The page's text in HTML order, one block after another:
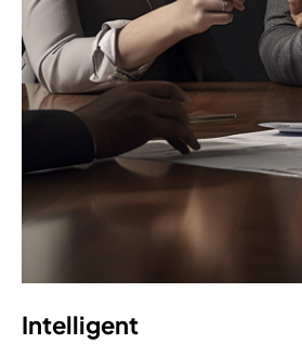
Intelligent